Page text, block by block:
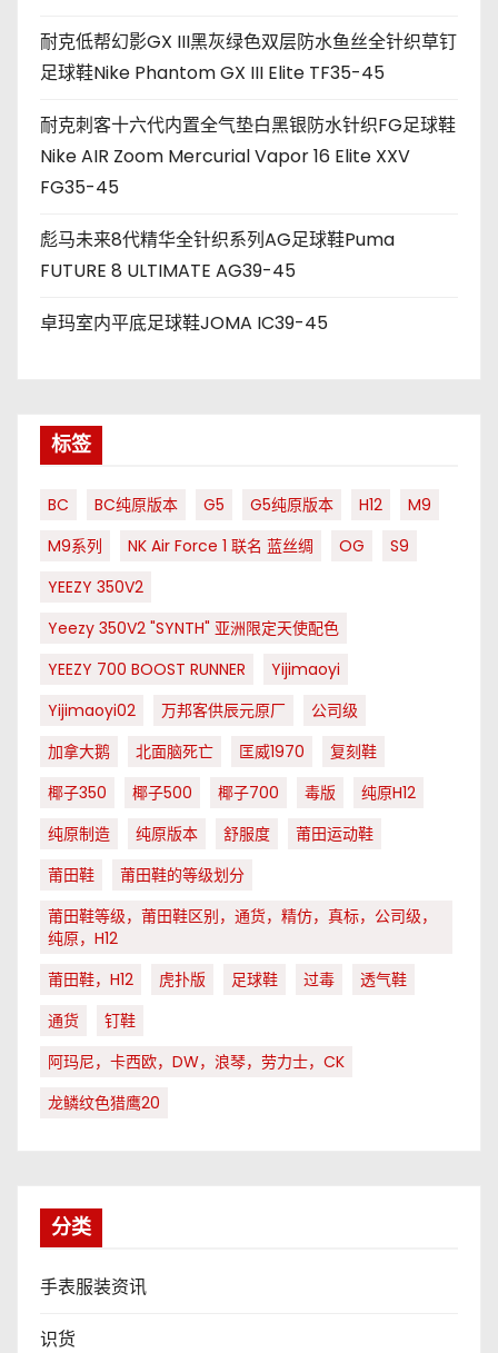
耐克低帮幻影GX III黑灰绿色双层防水鱼丝全针织草钉
足球鞋Nike Phantom GX III Elite TF35-45
耐克刺客十六代内置全气垫白黑银防水针织FG足球鞋
Nike AIR Zoom Mercurial Vapor 16 Elite XXV
FG35-45
彪马未来8代精华全针织系列AG足球鞋Puma
FUTURE 8 ULTIMATE AG39-45
卓玛室内平底足球鞋JOMA IC39-45
标签
BC BC纯原版本 G5 G5纯原版本 H12
M9
M9系列
NK Air Force 1 联名 蓝丝绸 OG
S9
YEEZY 350V2
Yeezy 350V2 "SYNTH" 亚洲限定天使配色
YEEZY 700 BOOST RUNNER
Yijimaoyi
Yijimaoyi02
万邦客供辰元原厂
公司级
加拿大鹅
北面脑死亡 匡威1970
复刻鞋
椰子350
椰子500 椰子700 毒版
纯原H12
纯原制造
纯原版本 舒服度
莆田运动鞋
莆田鞋
莆田鞋的等级划分
莆田鞋等级，莆田鞋区别，通货，精仿，真标，公司级，
纯原，H12
莆田鞋，H12
虎扑版 足球鞋 过毒
透气鞋
通货
钉鞋
阿玛尼，卡西欧，DW，浪琴，劳力士，CK
龙鳞纹色猎鹰20
分类
手表服装资讯
识货